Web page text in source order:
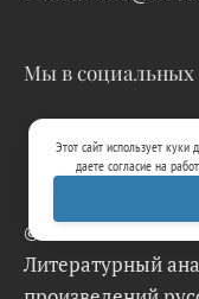
Мы в социальных
© 2026 Lit-Ra.su.
Литературный
Этот сайт использует куки
даете согласие на